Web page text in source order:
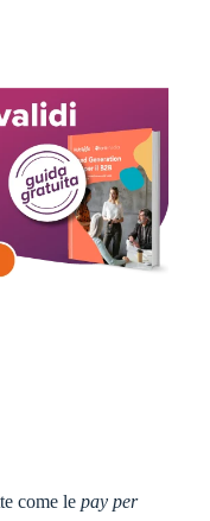
come le pay per